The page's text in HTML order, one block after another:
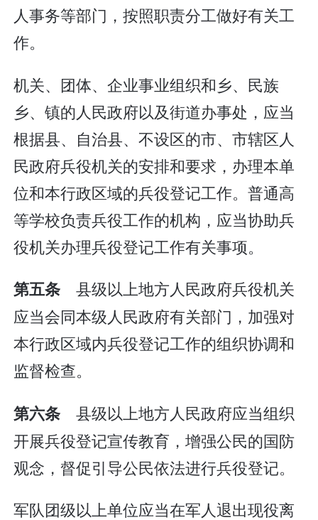
人事务等部门，按照职责分工做好有关工
作。
机关、团体、企业事业组织和乡、民族
乡、镇的人民政府以及街道办事处，应当
根据县、自治县、不设区的市、市辖区人
民政府兵役机关的安排和要求，办理本单
位和本行政区域的兵役登记工作。普通高
等学校负责兵役工作的机构，应当协助兵
役机关办理兵役登记工作有关事项。
第五条县级以上地方人民政府兵役机关
应当会同本级人民政府有关部门，加强对
本行政区域内兵役登记工作的组织协调和
监督检查。
第六条县级以上地方人民政府应当组织
开展兵役登记宣传教育，增强公民的国防
观念，督促引导公民依法进行兵役登记。
军队团级以上单位应当在军人退出现役离